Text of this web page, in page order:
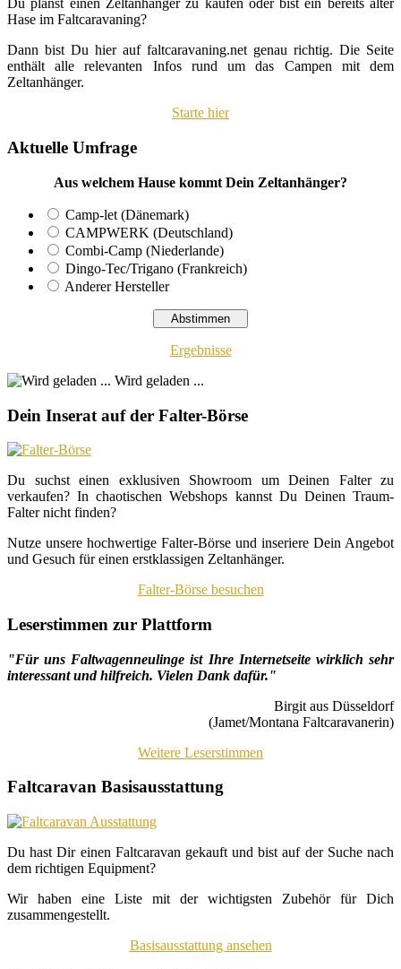
Du planst einen Zeltanhänger zu kaufen oder bist ein bereits alter
Hase im Faltcaravaning?
Dann bist Du hier auf faltcaravaning.net genau richtig. Die Seite
enthält alle relevanten Infos rund um das Campen mit dem
Zeltanhänger.
Starte hier
Aktuelle Umfrage
Aus welchem Hause kommt Dein Zeltanhänger?
Camp-let (Dänemark)
CAMPWERK (Deutschland)
Combi-Camp (Niederlande)
Dingo-Tec/Trigano (Frankreich)
Anderer Hersteller
Ergebnisse
Wird geladen ...
Dein Inserat auf der Falter-Börse
Du suchst einen exklusiven Showroom um Deinen Falter zu
verkaufen? In chaotischen Webshops kannst Du Deinen Traum-
Falter nicht finden?
Nutze unsere hochwertige Falter-Börse und inseriere Dein Angebot
und Gesuch für einen erstklassigen Zeltanhänger.
Falter-Börse besuchen
Leserstimmen zur Plattform
"Für uns Faltwagenneulinge ist Ihre Internetseite wirklich sehr
interessant und hilfreich. Vielen Dank dafür."
Birgit aus Düsseldorf
(Jamet/Montana Faltcaravanerin)
Weitere Leserstimmen
Faltcaravan Basisausstattung
Du hast Dir einen Faltcaravan gekauft und bist auf der Suche nach
dem richtigen Equipment?
Wir haben eine Liste mit der wichtigsten Zubehör für Dich
zusammengestellt.
Basisausstattung ansehen